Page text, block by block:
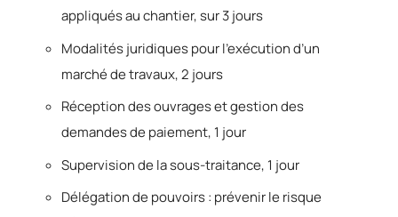
appliqués au chantier, sur 3 jours
Modalités juridiques pour l’exécution d’un
marché de travaux, 2 jours
Réception des ouvrages et gestion des
demandes de paiement, 1 jour
Supervision de la sous-traitance, 1 jour
Délégation de pouvoirs : prévenir le risque